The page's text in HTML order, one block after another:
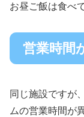
お昼ご飯は食べ
営業時間
同じ施設ですが
ムの営業時間が